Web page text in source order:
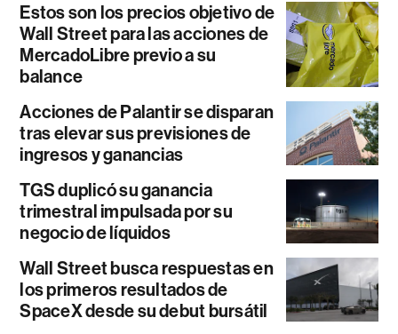
Estos son los precios objetivo de
Wall Street para las acciones de
MercadoLibre previo a su
balance
Acciones de Palantir se disparan
tras elevar sus previsiones de
ingresos y ganancias
TGS duplicó su ganancia
trimestral impulsada por su
negocio de líquidos
Wall Street busca respuestas en
los primeros resultados de
SpaceX desde su debut bursátil